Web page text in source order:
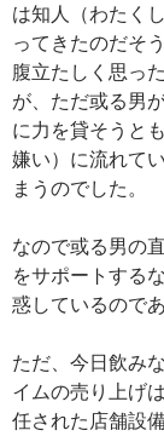
は知人（わたく
ってきたのだそ
腹立たしく思っ
が、ただ或る男
に力を貸そうと
嫌い）に流れて
まうのでした。
なので或る男の
をサポートする
惑しているので
ただ、今日飲み
イムの売り上げ
任された店舗設